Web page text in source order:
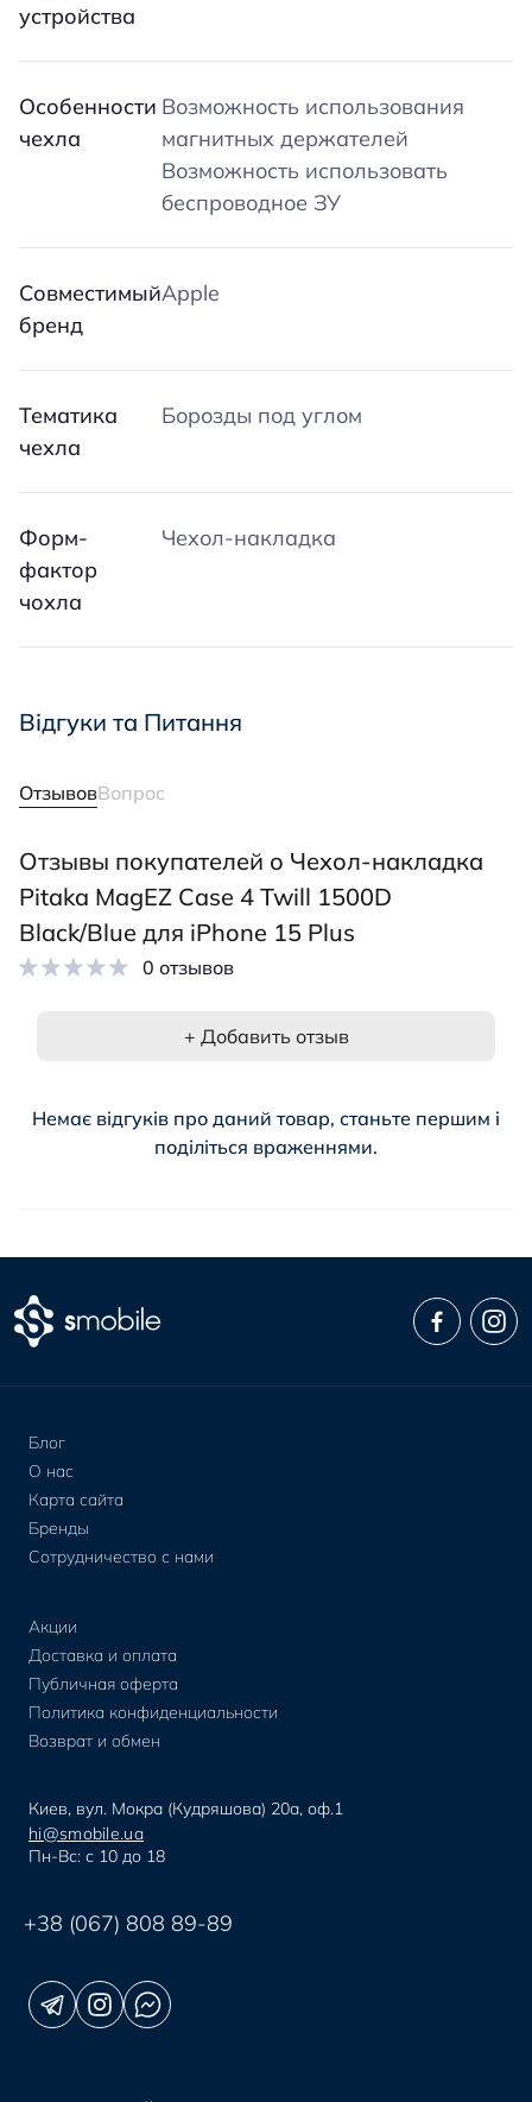
устройства
Особенности
чехла
Возможность использования
магнитных держателей
Возможность использовать
беспроводное ЗУ
Совместимый
бренд
Apple
Тематика
чехла
Борозды под углом
Форм-
фактор
чохла
Чехол-накладка
Відгуки та Питання
ОтзывовВопрос
Отзывы покупателей о Чехол-накладка
Pitaka MagEZ Case 4 Twill 1500D
Black/Blue для iPhone 15 Plus
0 отзывов
+ Добавить отзыв
Немає відгуків про даний товар, станьте першим і
поділіться враженнями.
Блог
О нас
Карта сайта
Бренды
Сотрудничество с нами
Акции
Доставка и оплата
Публичная оферта
Политика конфиденциальности
Возврат и обмен
Киев, вул. Мокра (Кудряшова) 20а, оф.1
hi@smobile.ua
Пн-Вс: с 10 до 18
+38 (067) 808 89-89